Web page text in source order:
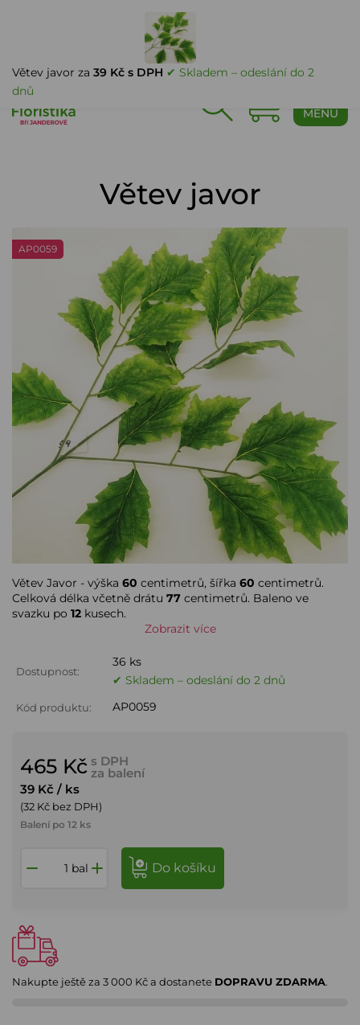
MENU
Větev javor
AP0059
Větev Javor - výška 60 centimetrů, šířka 60 centimetrů.
Celková délka včetně drátu 77 centimetrů. Baleno ve
svazku po 12 kusech.
Zobrazit více
Dostupnost:
36 ks
✔ Skladem – odeslání do 2 dnů
Kód produktu: AP0059
465 Kč s DPH
za balení
39 Kč / ks
(32 Kč bez DPH)
Balení po 12 ks
bal do košíku
Nakupte ještě za 3 000 Kča dostanete DOPRAVU ZDARMA.
Větev javor za 39 Kč s DPH ✔ Skladem – odeslání do 2
dnů